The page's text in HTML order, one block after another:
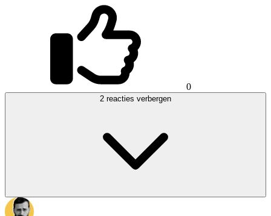
0
2 reacties verbergen